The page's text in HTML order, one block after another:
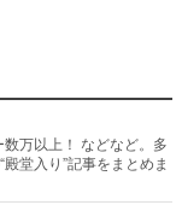
万以上！ などなど。多
堂入り”記事をまとめま